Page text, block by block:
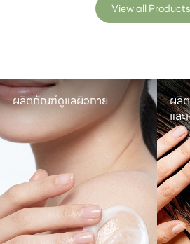
View all Products
ผลิตภัณฑ์ดูแลผิวกาย
ผลิ
แล